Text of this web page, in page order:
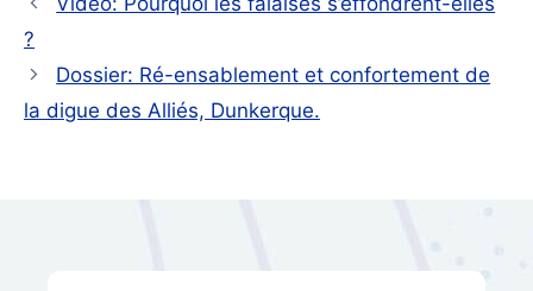
?
Dossier: Ré-ensablement et confortement de
la digue des Alliés, Dunkerque.